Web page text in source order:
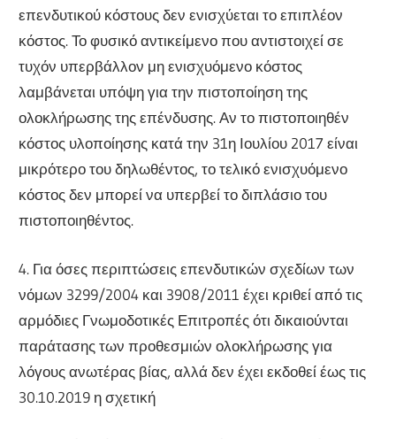
επενδυτικού κόστους δεν ενισχύεται το επιπλέον
κόστος. Το φυσικό αντικείμενο που αντιστοιχεί σε
τυχόν υπερβάλλον μη ενισχυόμενο κόστος
λαμβάνεται υπόψη για την πιστοποίηση της
ολοκλήρωσης της επένδυσης. Αν το πιστοποιηθέν
κόστος υλοποίησης κατά την 31η Ιουλίου 2017 είναι
μικρότερο του δηλωθέντος, το τελικό ενισχυόμενο
κόστος δεν μπορεί να υπερβεί το διπλάσιο του
πιστοποιηθέντος.
4. Για όσες περιπτώσεις επενδυτικών σχεδίων των
νόμων 3299/2004 και 3908/2011 έχει κριθεί από τις
αρμόδιες Γνωμοδοτικές Επιτροπές ότι δικαιούνται
παράτασης των προθεσμιών ολοκλήρωσης για
λόγους ανωτέρας βίας, αλλά δεν έχει εκδοθεί έως τις
30.10.2019 η σχετική